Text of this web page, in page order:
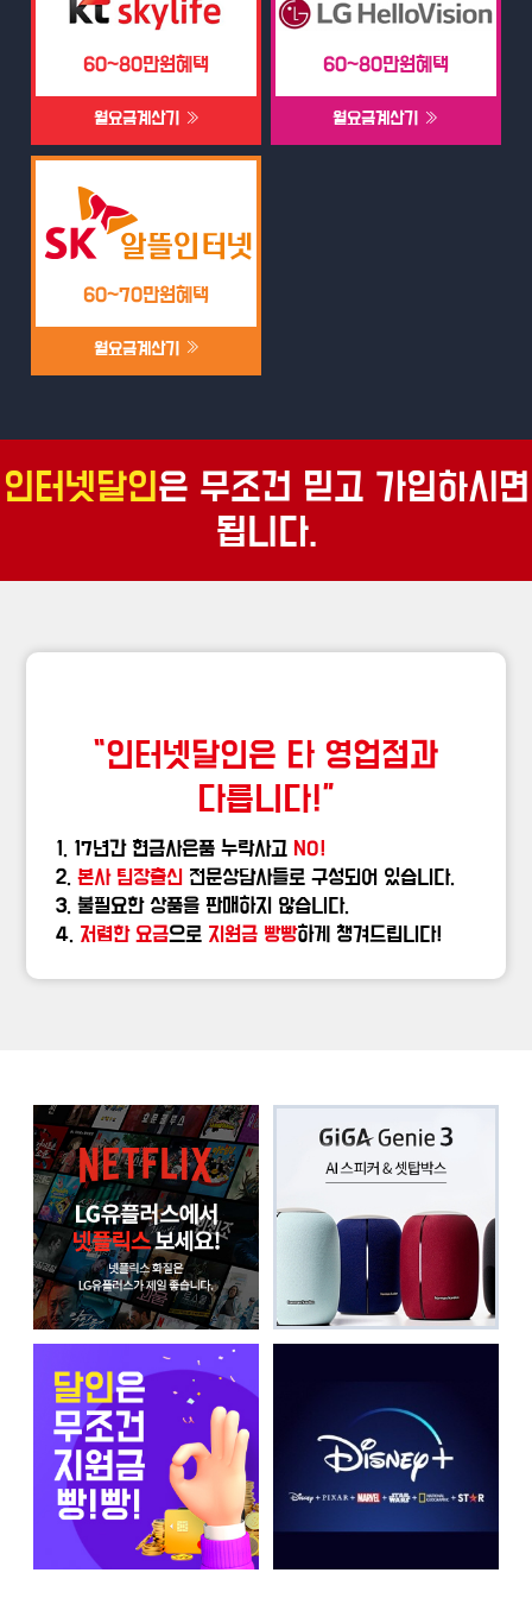
60~80만원혜택
월요금계산기
60~80만원혜택
월요금계산기
60~70만원혜택
월요금계산기
인터넷달인 은 무조건 믿고 가입하시면
됩니다.
“인터넷달인은 타 영업점과
다릅니다!”
1. 17년간 현금사은품 누락사고 NO!
2.본사 팀장출신
전문상담사들로 구성되어 있습니다.
3. 불필요한 상품을 판매하지 않습니다.
4. 저렴한 요금으로 지원금 빵빵하게 챙겨드립니다!